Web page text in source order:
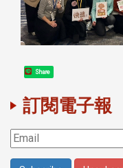
Share
訂閱電子報